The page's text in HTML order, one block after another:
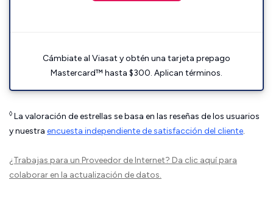
Cámbiate al Viasat y obtén una tarjeta prepago
Mastercard™ hasta $300. Aplican términos.
◊ La valoración de estrellas se basa en las reseñas de los usuarios
y nuestra encuesta independiente de satisfacción del cliente.
¿Trabajas para un Proveedor de Internet? Da clic aquípara
colaborar en la actualización de datos.